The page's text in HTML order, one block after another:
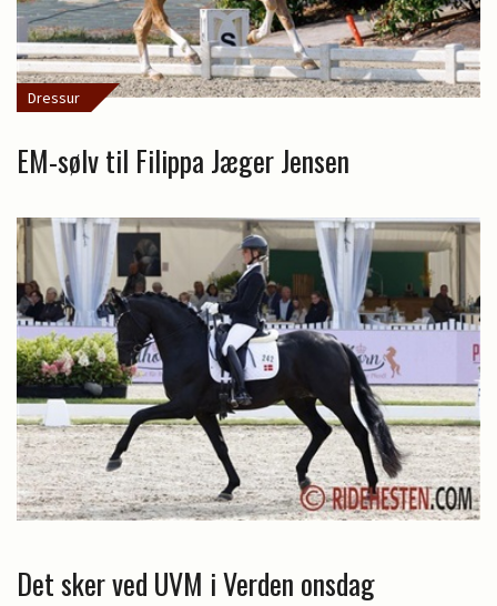
Dressur
EM-sølv til Filippa Jæger Jensen
Det sker ved UVM i Verden onsdag